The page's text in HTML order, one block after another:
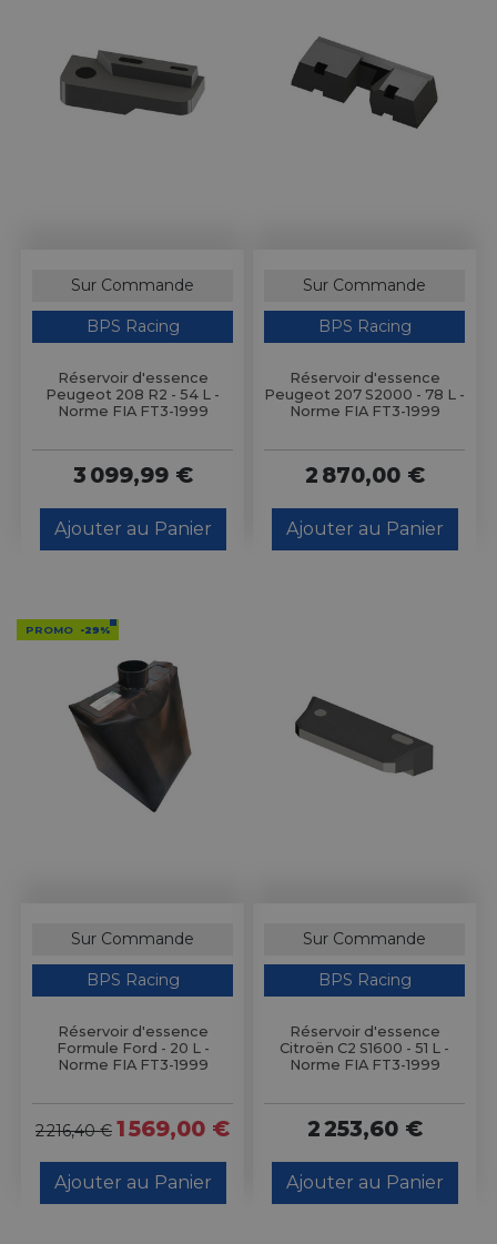
Sur Commande
BPS Racing
Réservoir d'essence
Peugeot 208 R2 - 54 L -
Norme FIA FT3-1999
3 099,99 €
Ajouter au Panier
Sur Commande
BPS Racing
Réservoir d'essence
Peugeot 207 S2000 - 78 L -
Norme FIA FT3-1999
2 870,00 €
Ajouter au Panier
PROMO -29%
Sur Commande
BPS Racing
Réservoir d'essence
Formule Ford - 20 L -
Norme FIA FT3-1999
2 216,40 € 1 569,00 €
Ajouter au Panier
Sur Commande
BPS Racing
Réservoir d'essence
Citroën C2 S1600 - 51 L -
Norme FIA FT3-1999
2 253,60 €
Ajouter au Panier